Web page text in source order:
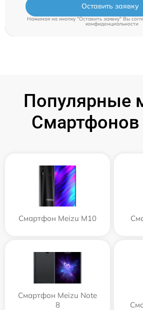
Оставить заявку
Нажимая на кнопку "Оставить заявку" Вы
конфиденциальности
Популярные
Смартфонов
Смартфон Meizu M10
Смартфон Meizu Note
8